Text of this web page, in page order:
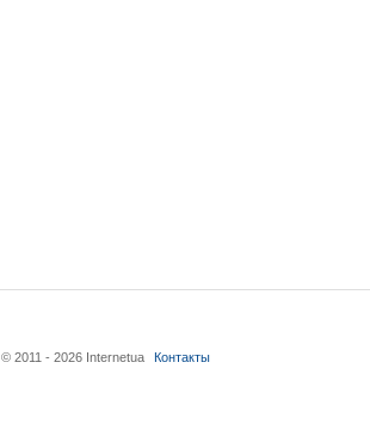
© 2011 - 2026 Internetua Контакты